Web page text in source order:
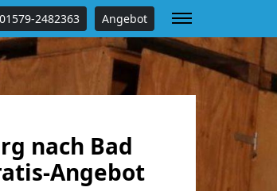
01579-2482363 Angebot
nach Bad
Angebot